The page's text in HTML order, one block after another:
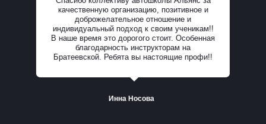
Все отзывы
качественную организацию, позитивное и
доброжелательное отношение и
индивидуальный подход к своим ученикам!!
В наше время это дорогого стоит. Особенная
благодарность инструкторам на
Братеевской. Ребята вы настоящие профи!!
Инна Носова